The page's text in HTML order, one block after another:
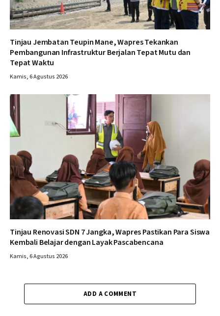
Tinjau Jembatan Teupin Mane, Wapres Tekankan
Pembangunan Infrastruktur Berjalan Tepat Mutu dan
Tepat Waktu
Kamis, 6 Agustus 2026
Tinjau Renovasi SDN 7 Jangka, Wapres Pastikan Para Siswa
Kembali Belajar dengan Layak Pascabencana
Kamis, 6 Agustus 2026
ADD A COMMENT